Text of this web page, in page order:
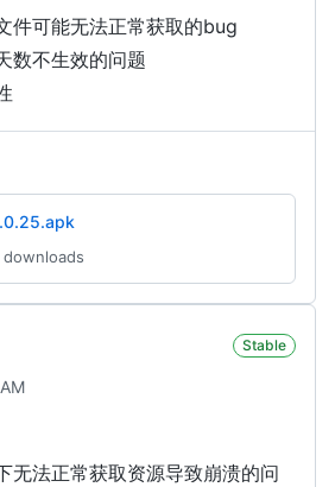
件可能无法正常获取的bug
数不生效的问题
downloads
Stable
无法正常获取资源导致崩溃的问